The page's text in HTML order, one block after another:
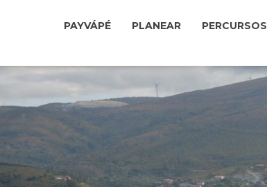
PAYVÁPÉ PLANEAR PERCURSOS